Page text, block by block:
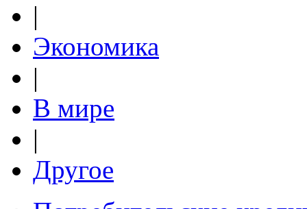
|
Экономика
|
В мире
|
Другое